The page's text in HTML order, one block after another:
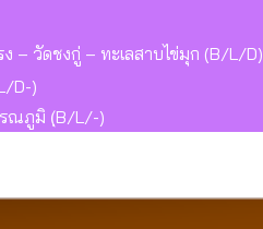
– วัดชงกู่ – ทะเลสาบไข่มุก (B/L/D)
D-)
รณภูมิ (ฺB/L/-)